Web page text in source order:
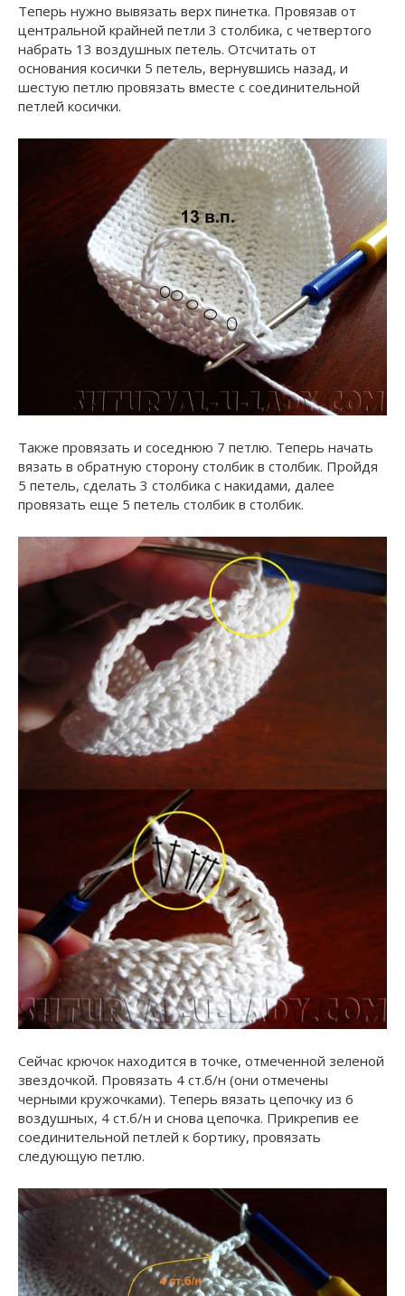
Теперь нужно вывязать верх пинетка. Провязав от
центральной крайней петли 3 столбика, с четвертого
набрать 13 воздушных петель. Отсчитать от
основания косички 5 петель, вернувшись назад, и
шестую петлю провязать вместе с соединительной
петлей косички.
Также провязать и соседнюю 7 петлю. Теперь начать
вязать в обратную сторону столбик в столбик. Пройдя
5 петель, сделать 3 столбика с накидами, далее
провязать еще 5 петель столбик в столбик.
Сейчас крючок находится в точке, отмеченной зеленой
звездочкой. Провязать 4 ст.б/н (они отмечены
черными кружочками). Теперь вязать цепочку из 6
воздушных, 4 ст.б/н и снова цепочка. Прикрепив ее
соединительной петлей к бортику, провязать
следующую петлю.